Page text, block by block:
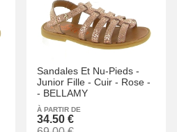
Sandales Et Nu-Pieds -
Junior Fille - Cuir - Rose -
- BELLAMY
À PARTIR DE
34.50 €